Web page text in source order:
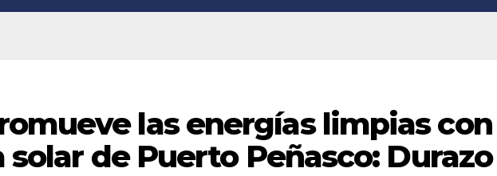
las energías limpias con
solar de Puerto Peñasco: Durazo